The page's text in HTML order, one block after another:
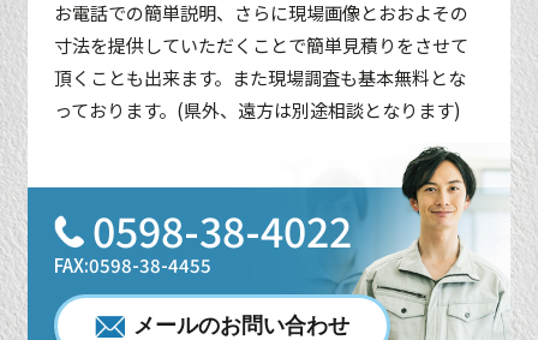
お電話での簡単説明、さらに現場画像とおおよその
寸法を提供していただくことで簡単見積りをさせて
頂くことも出来ます。また現場調査も基本無料とな
っております。(県外、遠方は別途相談となります)
0598-38-4022
FAX:0598-38-4455
メールのお問い合わせ